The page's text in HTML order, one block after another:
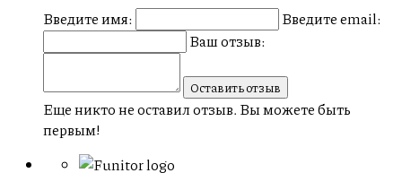
Введите имя:
Введите email:
Ваш отзыв:
Оставить отзыв
Еще никто не оставил отзыв. Вы можете быть
первым!